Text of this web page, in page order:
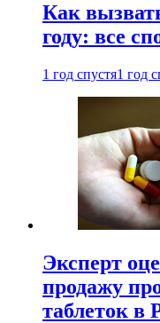
Как
году: все
1 год спустя1 год
Эксперт
продажу
таблеток в